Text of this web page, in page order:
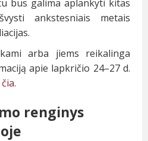
bus galima aplankyti kitas
ankstesniais metais
arba jiems reikalinga
apie lapkričio 24–27 d.
renginys